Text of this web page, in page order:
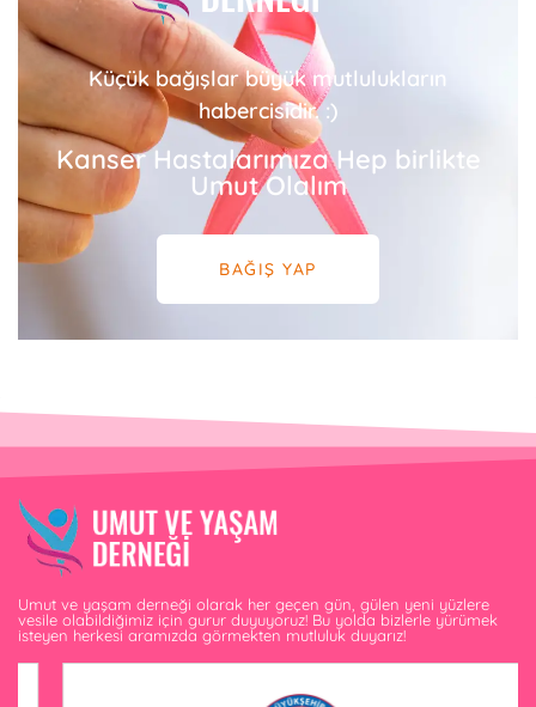
Küçük bağışlar büyük mutlulukların
habercisidir. :)
Kanser Hastalarımıza Hep birlikte
Umut Olalım
BAĞIŞ YAP
Umut ve yaşam derneği olarak her geçen gün, gülen yeni yüzlere
vesile olabildiğimiz için gurur duyuyoruz! Bu yolda bizlerle yürümek
isteyen herkesi aramızda görmekten mutluluk duyarız!